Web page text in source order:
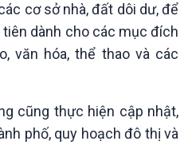
Tin Khoa học & Công nghệ
Kết nối công nghệ
Sống chung với biến đổi
cơ sở nhà, đất dôi dư, để
tiên dành cho các mục đích
văn hóa, thể thao và các
cũng thực hiện cập nhật,
phố, quy hoạch đô thị và